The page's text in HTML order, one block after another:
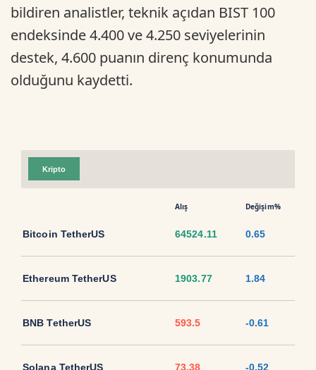
bildiren analistler, teknik açıdan BIST 100
endeksinde 4.400 ve 4.250 seviyelerinin
destek, 4.600 puanın direnç konumunda
olduğunu kaydetti.
Kripto
Alış Değişim%
Bitcoin TetherUS 64524.11 0.65
Ethereum TetherUS 1903.77 1.84
BNB TetherUS 593.5 -0.61
Solana TetherUS 73.38 -0.52